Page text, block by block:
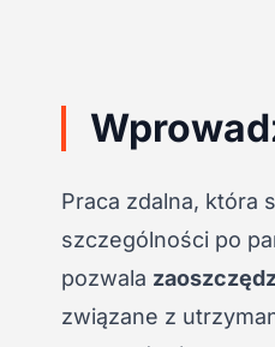
Praca zdalna, która
szczególności po
pozwala
związane z